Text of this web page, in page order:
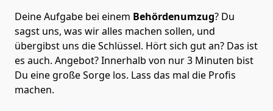
Deine Aufgabe bei einem Behördenumzug? Du
sagst uns, was wir alles machen sollen, und
übergibst uns die Schlüssel. Hört sich gut an? Das ist
es auch. Angebot? Innerhalb von nur 3 Minuten bist
Du eine große Sorge los. Lass das mal die Profis
machen.